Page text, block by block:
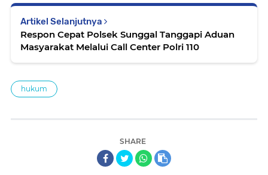
Artikel Selanjutnya
Respon Cepat Polsek Sunggal Tanggapi Aduan
Masyarakat Melalui Call Center Polri 110
hukum
SHARE